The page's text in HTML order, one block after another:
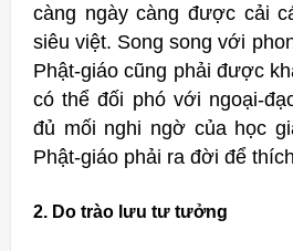
càng ngày càng được cải
siêu việt. Song song với
Phật-giáo cũng phải được
có thể đối phó với ngoại-
đủ mối nghi ngờ của học
Phật-giáo phải ra đời để
2. Do trào lưu tư tưởng